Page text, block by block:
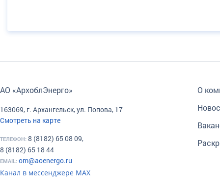
АО «АрхоблЭнерго»
163069, г. Архангельск, ул. Попова, 17
Смотреть на карте
ТЕЛЕФОН: 8 (8182) 65 08 09,
8 (8182) 65 18 44
EMAIL: om@aoenergo.ru
О
Канал в мессенджере МАХ